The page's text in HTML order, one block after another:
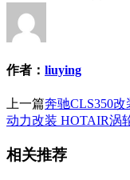
作者： liuying
上一篇奔驰CLS350
动力改装 HOTAIR涡
相关推荐